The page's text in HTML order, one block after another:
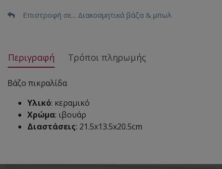
Επιστροφή σε..: Διακοσμητικά βάζα & μπωλ
Περιγραφή Τρόποι πληρωμής
Βάζο πικραλίδα
Υλικό: κεραμικό
Χρώμα: ιβουάρ
Διαστάσεις: 21.5x13.5x20.5cm